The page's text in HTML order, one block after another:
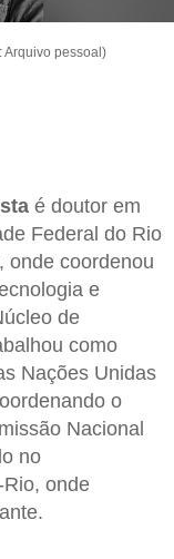
Arquivo pessoal)
é doutor em
Federal do Rio
onde coordenou
e
de
como
Nações Unidas
o
Nacional
no
onde